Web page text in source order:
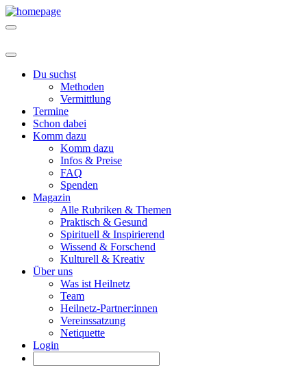
Du suchst
Methoden
Vermittlung
Termine
Schon dabei
Komm dazu
Komm dazu
Infos & Preise
FAQ
Spenden
Magazin
Alle Rubriken & Themen
Praktisch & Gesund
Spirituell & Inspirierend
Wissend & Forschend
Kulturell & Kreativ
Über uns
Was ist Heilnetz
Team
Heilnetz-Partner:innen
Vereinssatzung
Netiquette
Login